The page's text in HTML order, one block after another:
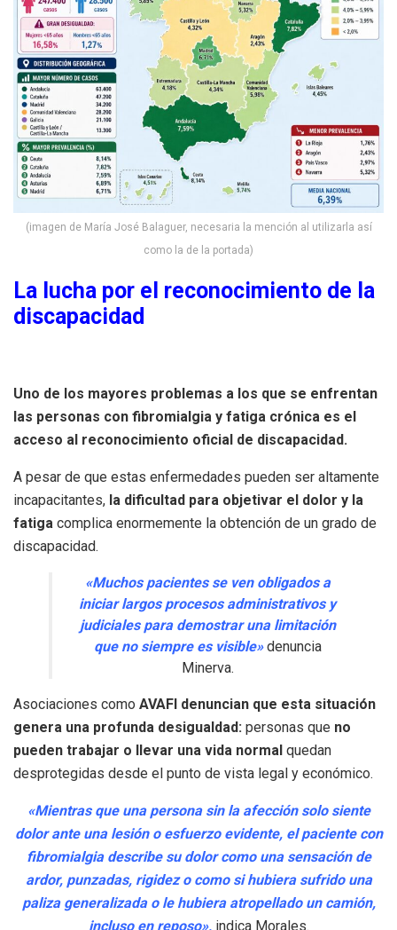
(imagen de María José Balaguer, necesaria la mención al utilizarla así
como la de la portada)
La lucha por el reconocimiento de la
discapacidad
Uno de los mayores problemas a los que se enfrentan
las personas con fibromialgia y fatiga crónica es el
acceso al reconocimiento oficial de discapacidad.
A pesar de que estas enfermedades pueden ser altamente
incapacitantes, la dificultad para objetivar el dolor y la
fatiga complica enormemente la obtención de un grado de
discapacidad.
«Muchos pacientes se ven obligados a
iniciar largos procesos administrativos y
judiciales para demostrar una limitación
que no siempre es visible»denuncia
Minerva.
Asociaciones como AVAFI denuncian que esta situación
genera una profunda desigualdad: personas que no
pueden trabajar o llevar una vida normal quedan
desprotegidas desde el punto de vista legal y económico.
«Mientras que una persona sin la afección solo siente
dolor ante una lesión o esfuerzo evidente, el paciente con
fibromialgia describe su dolor como una sensación de
ardor, punzadas, rigidez o como si hubiera sufrido una
paliza generalizada o le hubiera atropellado un camión,
incluso en reposo», indica Morales.